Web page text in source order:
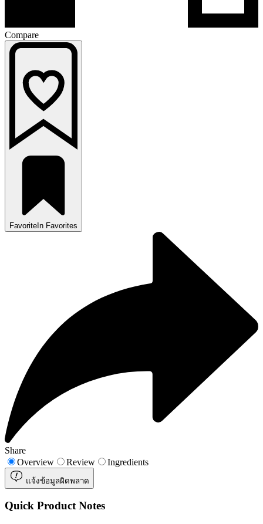
Compare
Favorite In Favorites
Share
Overview
Review Ingredients
แจ้งข้อมูลผิดพลาด
Quick Product Notes